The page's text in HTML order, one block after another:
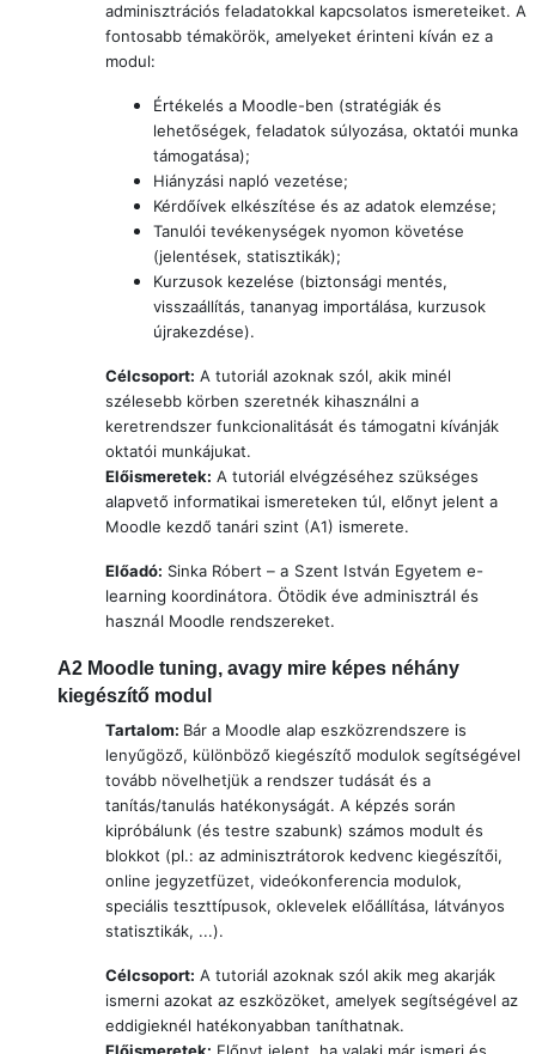
adminisztrációs feladatokkal kapcsolatos ismereteiket. A
fontosabb témakörök, amelyeket érinteni kíván ez a
modul:
Értékelés a Moodle-ben (stratégiák és
lehetőségek, feladatok súlyozása, oktatói munka
támogatása);
Hiányzási napló vezetése;
Kérdőívek elkészítése és az adatok elemzése;
Tanulói tevékenységek nyomon követése
(jelentések, statisztikák);
Kurzusok kezelése (biztonsági mentés,
visszaállítás, tananyag importálása, kurzusok
újrakezdése).
Célcsoport: A tutoriál azoknak szól, akik minél
szélesebb körben szeretnék kihasználni a
keretrendszer funkcionalitását és támogatni kívánják
oktatói munkájukat.
Előismeretek: A tutoriál elvégzéséhez szükséges
alapvető informatikai ismereteken túl, előnyt jelent a
Moodle kezdő tanári szint (A1) ismerete.
Előadó: Sinka Róbert – a Szent István Egyetem e-
learning koordinátora. Ötödik éve adminisztrál és
használ Moodle rendszereket.
A2 Moodle tuning, avagy mire képes néhány
kiegészítő modul
Tartalom: Bár a Moodle alap eszközrendszere is
lenyűgöző, különböző kiegészítő modulok segítségével
tovább növelhetjük a rendszer tudását és a
tanítás/tanulás hatékonyságát. A képzés során
kipróbálunk (és testre szabunk) számos modult és
blokkot (pl.: az adminisztrátorok kedvenc kiegészítői,
online jegyzetfüzet, videókonferencia modulok,
speciális teszttípusok, oklevelek előállítása, látványos
statisztikák, ...).
Célcsoport: A tutoriál azoknak szól akik meg akarják
ismerni azokat az eszközöket, amelyek segítségével az
eddigieknél hatékonyabban taníthatnak.